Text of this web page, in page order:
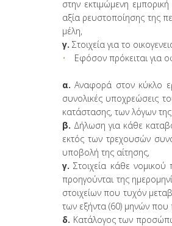
στην εκτιμώμενη
αξία ρευστοποίησης της
μέλη,
γ. Στοιχεία για το
Εφόσον πρόκειται για
α. Αναφορά στον κύκλο
συνολικές υποχρεώσεις
κατάστασης, των λόγων
β. Δήλωση για κάθε
εκτός των τρεχουσών
υποβολή της αίτησης,
γ.Στοιχεία κάθε
προηγούνται της
στοιχείων που τυχόν
των εξήντα (60) μηνών που
δ. Κατάλογος των